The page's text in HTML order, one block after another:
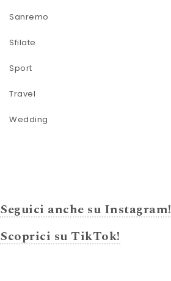
Sanremo
Sfilate
Sport
Travel
Wedding
Seguici anche su Instagram!
Scoprici su TikTok!